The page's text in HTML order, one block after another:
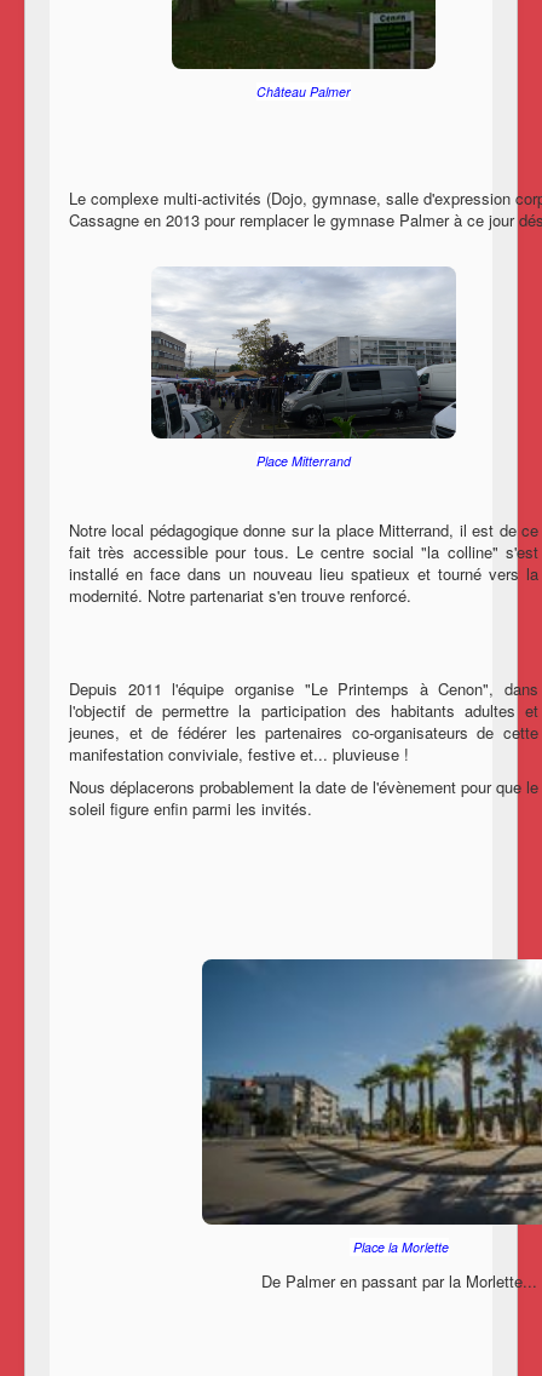
Château Palmer
Le complexe multi-activités (Dojo, gymnase, salle d'expression
Cassagne en 2013 pour remplacer le gymnase Palmer à ce jour
Place Mitterrand
Notre local pédagogique donne sur la place Mitterrand, il est de ce
fait très accessible pour tous. Le centre social "la colline" s'est
installé en face dans un nouveau lieu spatieux et tourné vers la
modernité. Notre partenariat s'en trouve renforcé.
Depuis 2011 l'équipe organise "Le Printemps à Cenon", dans
l'objectif de permettre la participation des habitants adultes et
jeunes, et de fédérer les partenaires co-organisateurs de cette
manifestation conviviale, festive et... pluvieuse !
Nous déplacerons probablement la date de l'évènement pour que le
soleil figure enfin parmi les invités.
Place la Morlette
De Palmer en passant par la Morlette...